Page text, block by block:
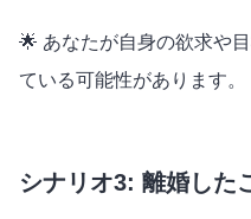
🌟 あなたが自身の欲求や
ている可能性があります。
シナリオ3: 離婚した